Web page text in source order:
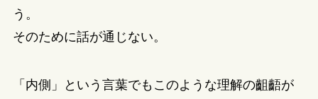
う。
そのために話が通じない。
「内側」という言葉でもこのような理解の齟齬が